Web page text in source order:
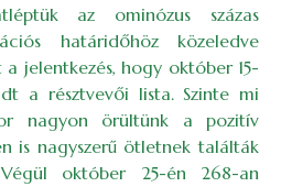
az ominózus százas
határidőhöz közeledve
jelentkezés, hogy október 15-
a résztvevői lista. Szinte mi
nagyon örültünk a pozitív
is nagyszerű ötletnek találták
október 25-én 268-an